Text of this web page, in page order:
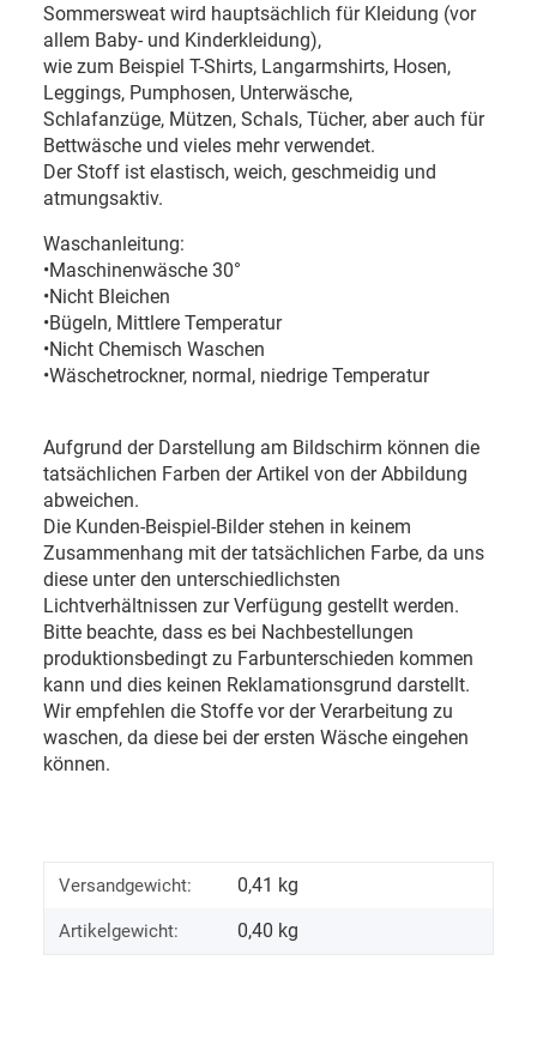
Sommersweat wird hauptsächlich für Kleidung (vor
allem Baby- und Kinderkleidung),
wie zum Beispiel T-Shirts, Langarmshirts, Hosen,
Leggings, Pumphosen, Unterwäsche,
Schlafanzüge, Mützen, Schals, Tücher, aber auch für
Bettwäsche und vieles mehr verwendet.
Der Stoff ist elastisch, weich, geschmeidig und
atmungsaktiv.
Waschanleitung:
•Maschinenwäsche 30°
•Nicht Bleichen
•Bügeln, Mittlere Temperatur
•Nicht Chemisch Waschen
•Wäschetrockner, normal, niedrige Temperatur
Aufgrund der Darstellung am Bildschirm können die
tatsächlichen Farben der Artikel von der Abbildung
abweichen.
Die Kunden-Beispiel-Bilder stehen in keinem
Zusammenhang mit der tatsächlichen Farbe, da uns
diese unter den unterschiedlichsten
Lichtverhältnissen zur Verfügung gestellt werden.
Bitte beachte, dass es bei Nachbestellungen
produktionsbedingt zu Farbunterschieden kommen
kann und dies keinen Reklamationsgrund darstellt.
Wir empfehlen die Stoffe vor der Verarbeitung zu
waschen, da diese bei der ersten Wäsche eingehen
können.
Versandgewicht: 0,41 kg
Artikelgewicht: 0,40 kg